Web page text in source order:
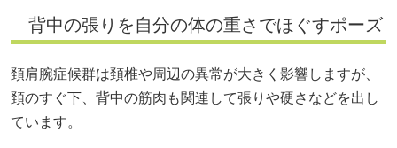
背中の張りを自分の体の重さでほぐすポーズ
頚肩腕症候群は頚椎や周辺の異常が大きく影響しますが、
頚のすぐ下、背中の筋肉も関連して張りや硬さなどを出し
ています。